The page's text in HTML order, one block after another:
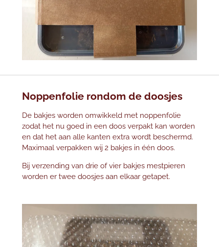
Noppenfolie rondom de doosjes
De bakjes worden omwikkeld met noppenfolie
zodat het nu goed in een doos verpakt kan worden
en dat het aan alle kanten extra wordt beschermd.
Maximaal verpakken wij 2 bakjes in één doos.
Bij verzending van drie of vier bakjes mestpieren
worden er twee doosjes aan elkaar getapet.